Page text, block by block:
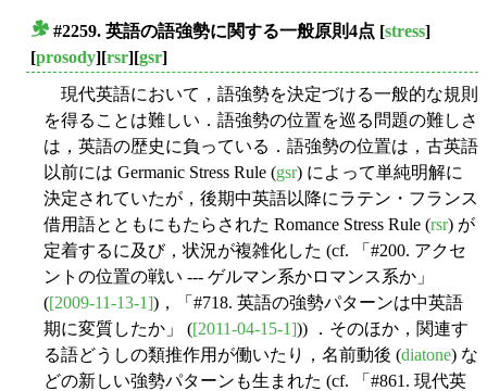
#2259. 英語の語強勢に関する一般原則4点 [stress]
[prosody][rsr][gsr]
現代英語において，語強勢を決定づける一般的な規則
を得ることは難しい．語強勢の位置を巡る問題の難しさ
は，英語の歴史に負っている．語強勢の位置は，古英語
以前には Germanic Stress Rule (gsr) によって単純明解に
決定されていたが，後期中英語以降にラテン・フランス
借用語とともにもたらされた Romance Stress Rule (rsr) が
定着するに及び，状況が複雑化した (cf. 「#200. アクセ
ントの位置の戦い --- ゲルマン系かロマンス系か」
([2009-11-13-1])，「#718. 英語の強勢パターンは中英語
期に変質したか」 ([2011-04-15-1])) ．そのほか，関連す
る語どうしの類推作用が働いたり，名前動後 (diatone) な
どの新しい強勢パターンも生まれた (cf. 「#861. 現代英